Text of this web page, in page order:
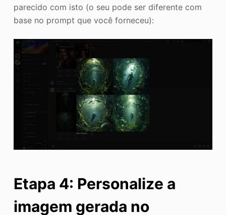
parecido com isto (o seu pode ser diferente com
base no prompt que você forneceu):
Etapa 4: Personalize a
imagem gerada no